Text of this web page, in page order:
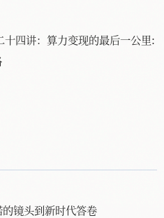
四讲：算力变现的最后一公里:
镜头到新时代答卷